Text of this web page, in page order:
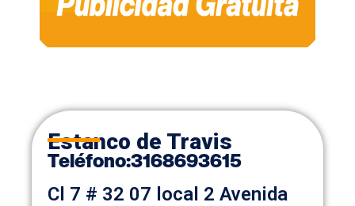
Estanco de Travis
Teléfono:3168693615
Cl 7 # 32 07 local 2 Avenida